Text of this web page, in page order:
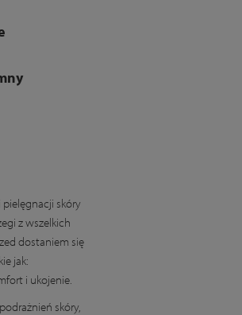
skóry
z wszelkich
dostaniem się
jak:
i ukojenie.
skóry,